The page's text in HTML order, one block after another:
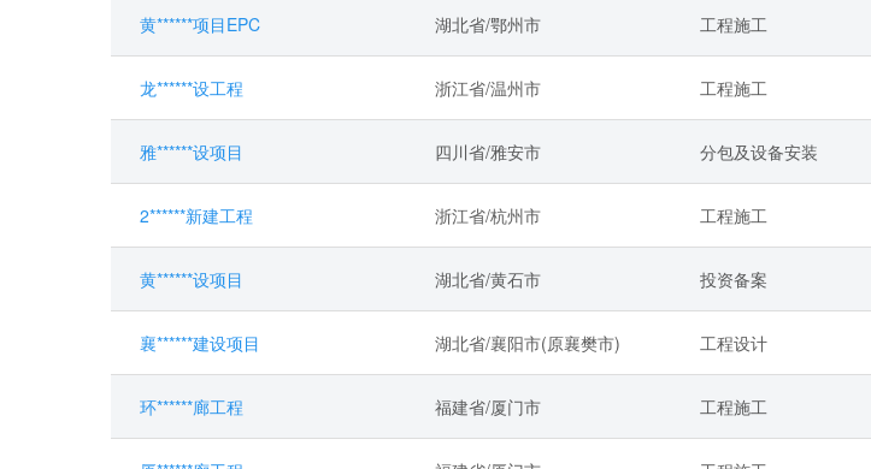
黄******项目EPC 湖北省/鄂州市 工程施工
龙******设工程 浙江省/温州市 工程施工
雅******设项目 四川省/雅安市 分包及设备安装
2******新建工程 浙江省/杭州市 工程施工
黄******设项目 湖北省/黄石市 投资备案
襄******建设项目 湖北省/襄阳市(原襄樊市) 工程设计
环******廊工程 福建省/厦门市 工程施工